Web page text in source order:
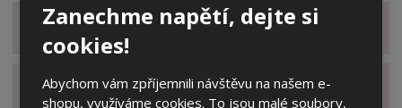
Zanechme napětí, dejte si
cookies!
Abychom vám zpříjemnili návštěvu na našem e-
shopu, využíváme cookies. To jsou malé soubory,
Zobrazit specifikační body
Zobrazit technické parametry